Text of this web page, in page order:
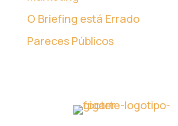
O Briefing está Errado
Pareces Públicos